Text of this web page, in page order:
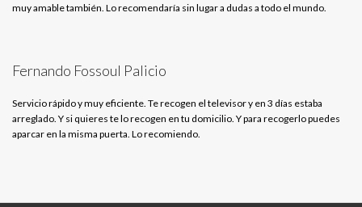
muy amable también. Lo recomendaría sin lugar a dudas a todo el mundo.
Fernando Fossoul Palicio
Servicio rápido y muy eficiente. Te recogen el televisor y en 3 días estaba
arreglado. Y si quieres te lo recogen en tu domicilio. Y para recogerlo puedes
aparcar en la misma puerta. Lo recomiendo.